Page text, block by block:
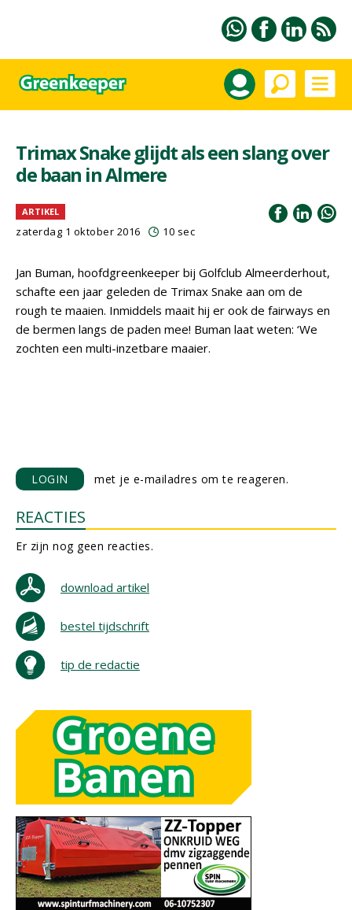
Trimax Snake glijdt als een slang over
de baan in Almere
ARTIKEL
zaterdag 1 oktober 2016 10 sec
Jan Buman, hoofdgreenkeeper bij Golfclub Almeerderhout,
schafte een jaar geleden de Trimax Snake aan om de
rough te maaien. Inmiddels maait hij er ook de fairways en
de bermen langs de paden mee! Buman laat weten: ‘We
zochten een multi-inzetbare maaier.
LOGIN met je e-mailadres om te reageren.
REACTIES
Er zijn nog geen reacties.
download artikel
bestel tijdschrift
tip de redactie